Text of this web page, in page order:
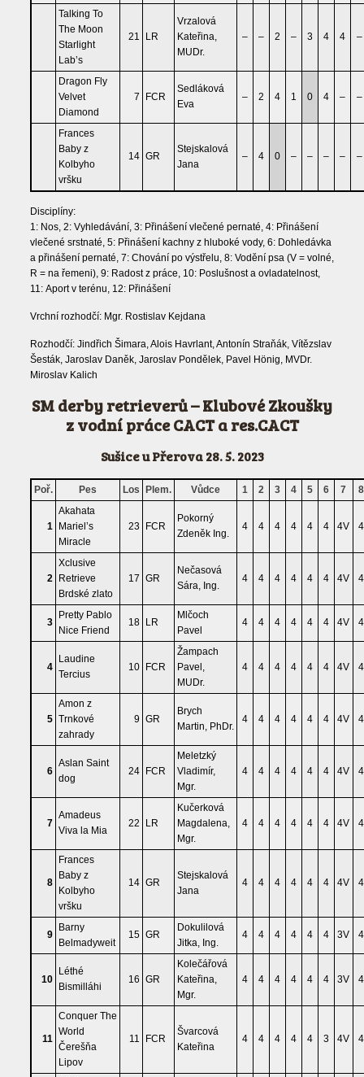
Talking To
The Moon
Starlight
Lab’s
21 LR
Vrzalová
Kateřina,
MUDr.
– – 2 – 3 4 4 –
Dragon Fly
Velvet
Diamond
7 FCR
Sedláková
Eva
– 2 4 1 0 4 – –
Frances
Baby z
Kolbyho
vršku
14 GR
Stejskalová
Jana
– 4 0 – – – – –
Disciplíny:
1: Nos, 2: Vyhledávání, 3: Přinášení vlečené pernaté, 4: Přinášení
vlečené srstnaté, 5: Přinášení kachny z hluboké vody, 6: Dohledávka
a přinášení pernaté, 7: Chování po výstřelu, 8: Vodění psa (V = volné,
R = na řemeni), 9: Radost z práce, 10: Poslušnost a ovladatelnost,
11: Aport v terénu, 12: Přinášení
Vrchní rozhodčí: Mgr. Rostislav Kejdana
Rozhodčí: Jindřich Šimara, Alois Havrlant, Antonín Straňák, Vítězslav
Šesták, Jaroslav Daněk, Jaroslav Pondělek, Pavel Hönig, MVDr.
Miroslav Kalich
SM derby retrieverů – Klubové Zkoušky
z vodní práce CACT a res.CACT
Sušice u Přerova 28. 5. 2023
Poř. Pes Los Plem. Vůdce 1 2 3 4 5 6 7
1
Akahata
Mariel’s
Miracle
23 FCR
Pokorný
Zdeněk Ing.
4 4 4 4 4 4 4V 4
2
Xclusive
Retrieve
Brdské zlato
17 GR
Nečasová
Sára, Ing.
4 4 4 4 4 4 4V 4
3
Pretty Pablo
Nice Friend
18 LR
Mlčoch
Pavel
4 4 4 4 4 4 4V 4
4
Laudine
Tercius
10 FCR
Žampach
Pavel,
MUDr.
4 4 4 4 4 4 4V 4
5
Amon z
Trnkové
zahrady
9 GR
Brych
Martin, PhDr.
4 4 4 4 4 4 4V 4
6
Aslan Saint
dog
24 FCR
Meletzký
Vladimír,
Mgr.
4 4 4 4 4 4 4V 4
7
Amadeus
Viva la Mia
22 LR
Kučerková
Magdalena,
Mgr.
4 4 4 4 4 4 4V 4
8
Frances
Baby z
Kolbyho
vršku
14 GR
Stejskalová
Jana
4 4 4 4 4 4 4V 4
9
Barny
Belmadyweit
15 GR
Dokulilová
Jitka, Ing.
4 4 4 4 4 4 3V 4
10
Léthé
Bismilláhi
16 GR
Kolečářová
Kateřina,
Mgr.
4 4 4 4 4 4 3V 4
11
Conquer The
World
Čerešňa
Lipov
11 FCR
Švarcová
Kateřina
4 4 4 4 4 3 4V 4